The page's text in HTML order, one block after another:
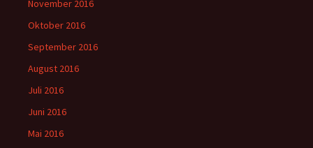
November 2016
Oktober 2016
September 2016
August 2016
Juli 2016
Juni 2016
Mai 2016